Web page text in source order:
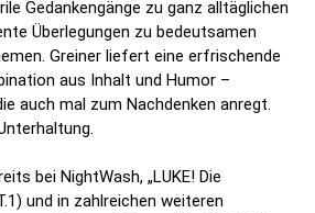
Gedankengänge zu ganz alltäglichen
Überlegungen zu bedeutsamen
Greiner liefert eine erfrischende
aus Inhalt und Humor –
auch mal zum Nachdenken anregt.
bei NightWash, „LUKE! Die
und in zahlreichen weiteren